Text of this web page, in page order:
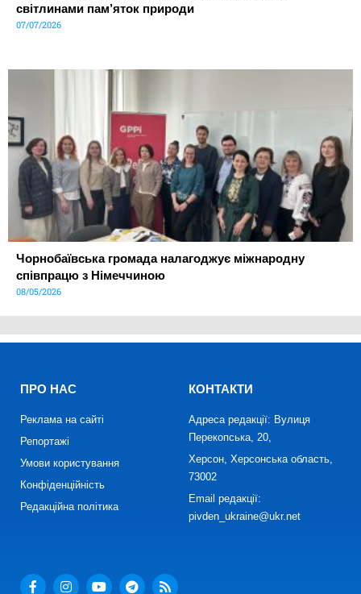
світлинами пам’яток природи
07/07/2026
Чорнобаївська громада налагоджує міжнародну
співпрацю з Німеччиною
08/05/2026
ПРО НАС
Реклама на сайті
Репортажі
Умови користування
Конфіденційність
Редакційна політика
КОНТАКТИ
Адреса редакції: Вулиця
Перекопська, 20,
Херсон, Херсонська область,
73002
Email редакції:
pivden_ukraine@ukr.net